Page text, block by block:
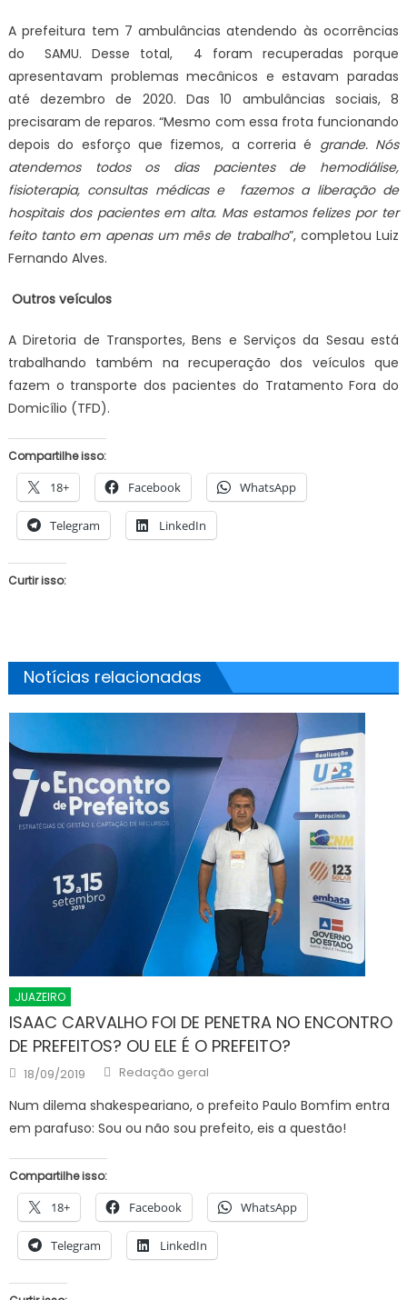
A prefeitura tem 7 ambulâncias atendendo às ocorrências
do SAMU. Desse total, 4 foram recuperadas porque
apresentavam problemas mecânicos e estavam paradas
até dezembro de 2020. Das 10 ambulâncias sociais, 8
precisaram de reparos. “Mesmo com essa frota funcionando
depois do esforço que fizemos, a correria é grande. Nós
atendemos todos os dias pacientes de hemodiálise,
fisioterapia, consultas médicas e fazemos a liberação de
hospitais dos pacientes em alta. Mas estamos felizes por ter
feito tanto em apenas um mês de trabalho”, completou Luiz
Fernando Alves.
Outros veículos
A Diretoria de Transportes, Bens e Serviços da Sesau está
trabalhando também na recuperação dos veículos que
fazem o transporte dos pacientes do Tratamento Fora do
Domicílio (TFD).
Compartilhe isso:
18+ Facebook WhatsApp
Telegram LinkedIn
Curtir isso:
Notícias relacionadas
JUAZEIRO
ISAAC CARVALHO FOI DE PENETRA NO ENCONTRO
DE PREFEITOS? OU ELE É O PREFEITO?
Posted
on
18/09/2019 Author
Redação geral
Num dilema shakespeariano, o prefeito Paulo Bomfim entra
em parafuso: Sou ou não sou prefeito, eis a questão!
Compartilhe isso:
18+ Facebook WhatsApp
Telegram LinkedIn